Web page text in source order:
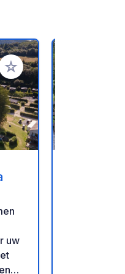
toe aan je favorieten
uw